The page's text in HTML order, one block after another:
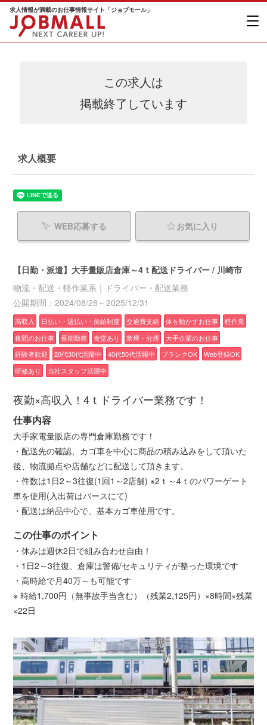
求人情報が満載のお仕事情報サイト「ジョブモール」
この求人は
掲載終了しています
求人概要
WEB応募する お気に入り
【日勤・派遣】大手量販店倉庫～4ｔ配送ドライバー / 川崎市
物流・配送・軽作業系｜ドライバー・配送業務
公開期間：2024/08/28～2025/12/31
高収入 日払い・週払い・前給制度 交通費支給 体を動かすお仕事
軽作業
夜間のお仕事
長期勤務 食堂あり 禁煙・分煙
大手企業のお仕事
経験者歓迎
20代30代活躍中 40代50代活躍中 ブランクOK
Web登録OK
研修あり
当社スタッフ活躍中
夜勤×高収入！4ｔドライバー業務です！
仕事内容
大手家電量販店の専門倉庫勤務です！
・配送先の確認、カゴ車を中心に商品の積み込みをして頂いた
後、物流拠点や店舗などに配送して頂きます。
・件数は1日2～3往復(1回1～2店舗) ※2ｔ～4ｔのパワーゲート
車を使用(入出荷はバースにて)
・配送は納品中心で、基本カゴ車使用です。
この仕事のポイント
・休みは週休2日で組み合わせ自由！
・1日2～3往復、倉庫は警備/セキュリティが整った環境です
・高時給で月40万～も可能です
※ 時給1,700円（無事故手当含む）（残業2,125円）×8時間×残業
×22日